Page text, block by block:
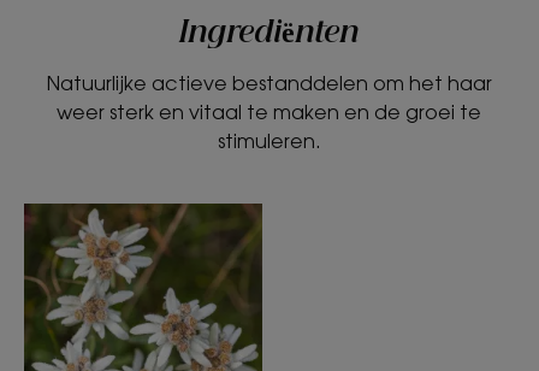
Ingrediënten
Natuurlijke actieve bestanddelen om het haar
weer sterk en vitaal te maken en de groei te
stimuleren.